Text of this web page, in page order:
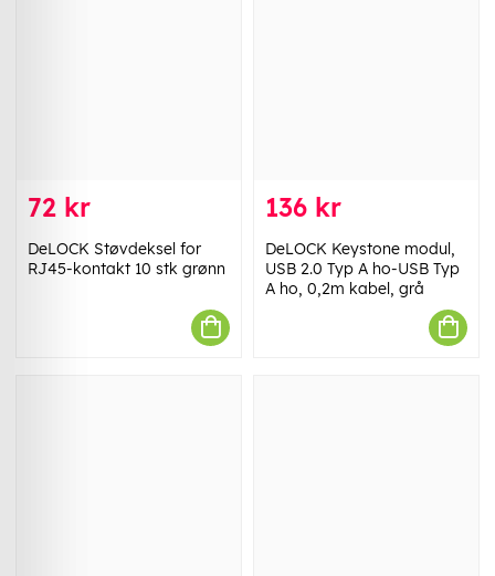
72 kr
DeLOCK Støvdeksel for
RJ45-kontakt 10 stk grønn
136 kr
DeLOCK Keystone modul,
USB 2.0 Typ A ho-USB Typ
A ho, 0,2m kabel, grå